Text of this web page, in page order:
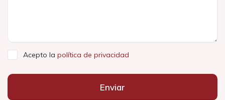
Acepto la política de privacidad
Enviar